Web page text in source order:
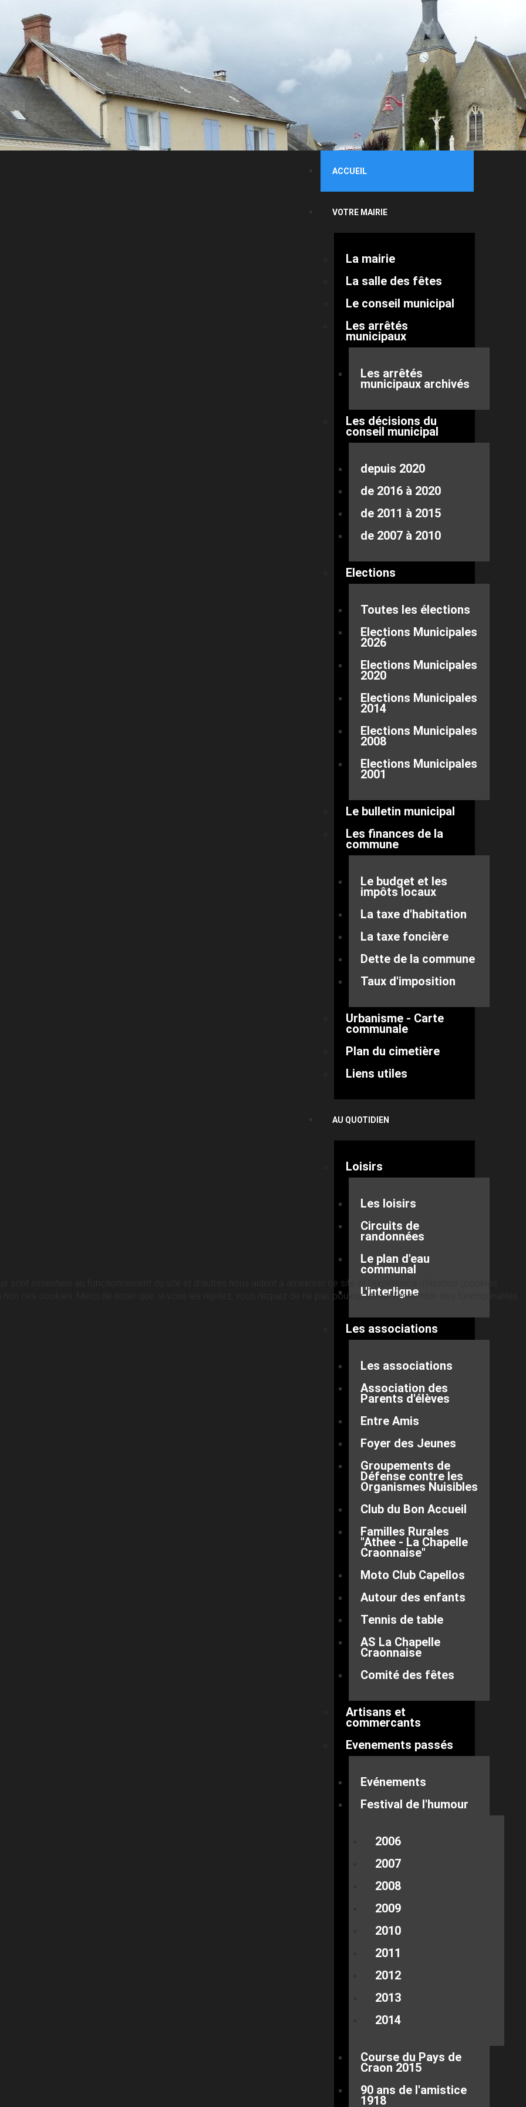
ACCUEIL
VOTRE MAIRIE
La mairie
La salle des fêtes
Le conseil municipal
Les arrêtés
municipaux
Les arrêtés
municipaux archivés
Les décisions du
conseil municipal
depuis 2020
de 2016 à 2020
de 2011 à 2015
de 2007 à 2010
Elections
Toutes les élections
Elections Municipales
2026
Elections Municipales
2020
Elections Municipales
2014
Elections Municipales
2008
Elections Municipales
2001
Le bulletin municipal
Les finances de la
commune
Le budget et les
impôts locaux
La taxe d'habitation
La taxe foncière
Dette de la commune
Taux d'imposition
Urbanisme - Carte
communale
Plan du cimetière
Liens utiles
AU QUOTIDIEN
Loisirs
Les loisirs
Circuits de
randonnées
Le plan d'eau
communal
L'interligne
Les associations
Les associations
Association des
Parents d'élèves
Entre Amis
Foyer des Jeunes
Groupements de
Défense contre les
Organismes Nuisibles
Club du Bon Accueil
Familles Rurales
"Athee - La Chapelle
Craonnaise"
Moto Club Capellos
Autour des enfants
Tennis de table
AS La Chapelle
Craonnaise
Comité des fêtes
Artisans et
commercants
Evenements passés
Evénements
Festival de l'humour
2006
2007
2008
2009
2010
2011
2012
2013
2014
Course du Pays de
Craon 2015
90 ans de l'amistice
1918
sont essentiels au fonctionnement du site et d’autres nous aident à améliorer ce site et l’expérience utilisateur (cookies
ces cookies. Merci de noter que, si vous les rejetez, vous risquez de ne pas pouvoir utiliser l’ensemble des fonctionnalités